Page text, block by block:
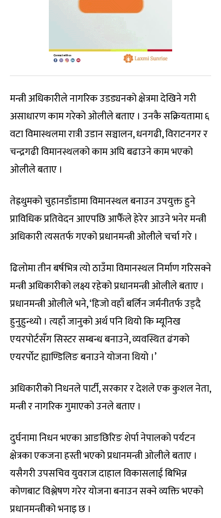
मन्त्री अधिकारीले नागरिक उडड्यनको क्षेत्रमा देखिने गरी
असाधारण काम गरेको ओलीले बताए । उनकै सक्रियतामा ६
वटा विमास्थलमा रात्री उडान सञ्चालन, धनगढी, विराटनगर र
चन्द्रगढी विमानस्थलको काम अघि बढाउने काम भएको
ओलीले बताए ।
तेह्रथुमको चुहानडाँडामा विमानस्थल बनाउन उपयुक्त हुने
प्राविधिक प्रतिवेदन आएपछि आफैँले हेरेर आउने भनेर मन्त्री
अधिकारी त्यसतर्फ गएको प्रधानमन्त्री ओलीले चर्चा गरे ।
ढिलोमा तीन बर्षभित्र त्यो ठाउँमा विमानस्थल निर्माण गरिसक्ने
मन्त्री अधिकारीको लक्ष्य रहेको प्रधानमन्त्री ओलीले बताए ।
प्रधानमन्त्री ओलीले भने, ‘हिजो वहाँ बर्लिन जर्मनीतर्फ उड्दै
हुनुहुन्थ्यो । त्यहाँ जानुको अर्थ पनि थियो कि म्यूनिख
एयरपोर्टसँग सिस्टर सम्बन्ध बनाउने, व्यवस्थित ढंगको
एयरर्पोट ह्याण्डिलिङ बनाउने योजना थियो ।’
अधिकारीको निधनले पार्टी, सरकार र देशले एक कुशल नेता,
मन्त्री र नागरिक गुमाएको उनले बताए ।
दुर्घनामा निधन भएका आङछिरिङ शेर्पा नेपालको पर्यटन
क्षेत्रका एकजना हस्ती भएको प्रधानमन्त्री ओलीले बताए ।
यसैगरी उपसचिव युवराज दाहाल विकासलाई बिभिन्न
कोणबाट विश्लेषण गरेर योजना बनाउन सक्ने व्यक्ति भएको
प्रधानमन्त्रीको भनाइ छ ।